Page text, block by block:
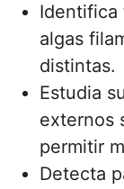
Identifica
algas
distintas.
Estudia
externos
permitir
Detecta